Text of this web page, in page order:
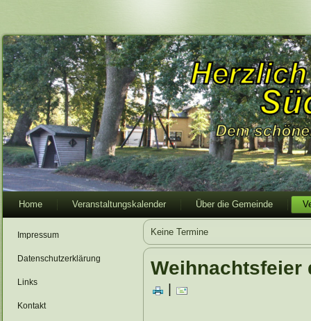
Home Veranstaltungskalender Über die Gemeinde
Impressum
Datenschutzerklärung
Links
Kontakt
Keine Termine
Weihnachtsfeier